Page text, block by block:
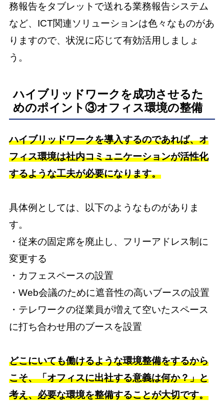
務報告をタブレットで送れる業務報告システム
など、ICT関連ソリューションは色々なものがあ
りますので、状況に応じて有効活用しましょ
う。
ハイブリッドワークを成功させるた
めのポイント③オフィス環境の整備
ハイブリッドワークを導入するのであれば、オ
フィス環境は社内コミュニケーションが活性化
するような工夫が必要になります。
具体例としては、以下のようなものがありま
す。
・従来の固定席を廃止し、フリーアドレス制に
変更する
・カフェスペースの設置
・Web会議のために遮音性の高いブースの設置
・テレワークの従業員が増えて空いたスペース
に打ち合わせ用のブースを設置
どこにいても働けるような環境整備をするから
こそ、「オフィスに出社する意義は何か？」と
考え、必要な環境を整備することが大切です。